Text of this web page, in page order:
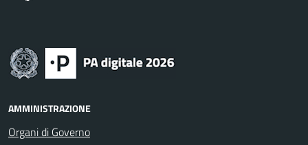
AMMINISTRAZIONE
Organi di Governo